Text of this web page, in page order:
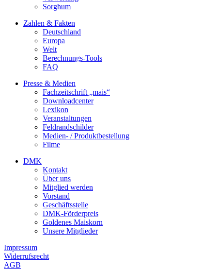
Sorghum
Zahlen & Fakten
Deutschland
Europa
Welt
Berechnungs-Tools
FAQ
Presse & Medien
Fachzeitschrift „mais“
Downloadcenter
Lexikon
Veranstaltungen
Feldrandschilder
Medien- / Produktbestellung
Filme
DMK
Kontakt
Über uns
Mitglied werden
Vorstand
Geschäftsstelle
DMK-Förderpreis
Goldenes Maiskorn
Unsere Mitglieder
Impressum
Widerrufsrecht
AGB